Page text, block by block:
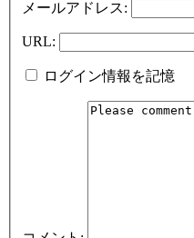
メールアドレス:
URL:
ログイン情報を記憶